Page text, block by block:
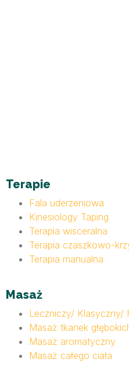
Terapie
Fala uderzeniowa
Kinesiology Taping
Terapia wisceralna
Terapia czaszkowo-
Terapia manualna
Masaż
Leczniczy/ Klasyczny/
Masaż tkanek
Masaż aromatyczny
Masaż całego ciała